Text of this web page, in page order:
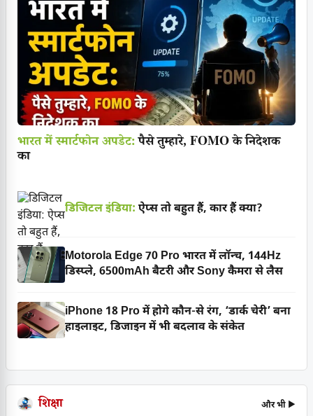
भारत में स्मार्टफोन अपडेट:पैसे तुम्हारे, FOMO के निदेशक
का
डिजिटल इंडिया: ऐप्स तो बहुत हैं, कार हैं क्या?
Motorola Edge 70 Pro भारत में लॉन्च, 144Hz
डिस्प्ले, 6500mAh बैटरी और Sony कैमरा से लैस
iPhone 18 Pro में होगे कौन-से रंग, ‘डार्क चेरी’ बना
हाइलाइट, डिजाइन में भी बदलाव के संकेत
शिक्षा और भी ▶